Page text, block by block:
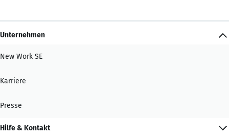
Unternehmen
New Work SE
Karriere
Presse
Hilfe & Kontakt